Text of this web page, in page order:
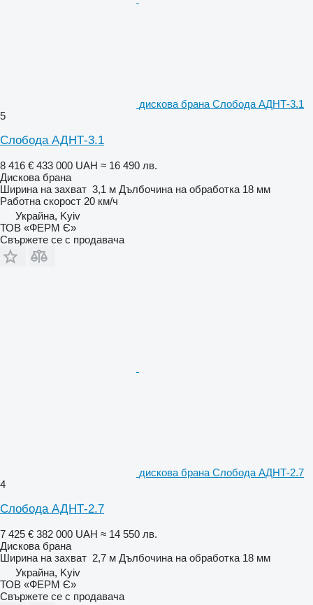
дискова брана Слобода АДНТ-3.1
5
Слобода АДНТ-3.1
8 416 € 433 000 UAH ≈ 16 490 лв.
Дискова брана
Ширина на захват 3,1 м Дълбочина на обработка 18 мм
Работна скорост 20 км/ч
Украйна, Kyiv
ТОВ «ФЕРМ Є»
Свържете се с продавача
дискова брана Слобода АДНТ-2.7
4
Слобода АДНТ-2.7
7 425 € 382 000 UAH ≈ 14 550 лв.
Дискова брана
Ширина на захват 2,7 м Дълбочина на обработка 18 мм
Украйна, Kyiv
ТОВ «ФЕРМ Є»
Свържете се с продавача